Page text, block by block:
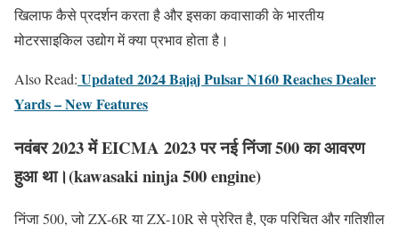
खिलाफ कैसे प्रदर्शन करता है और इसका कवासाकी के भारतीय
मोटरसाइकिल उद्योग में क्या प्रभाव होता है।
Also Read: Updated 2024 Bajaj Pulsar N160 Reaches Dealer
Yards – New Features
नवंबर 2023 में EICMA 2023 पर नई निंजा 500 का आवरण
हुआ था।(kawasaki ninja 500 engine)
निंजा 500, जो ZX-6R या ZX-10R से प्रेरित है, एक परिचित और गतिशील